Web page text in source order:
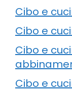
Cibo e
Cibo e
Cibo e
Cibo e